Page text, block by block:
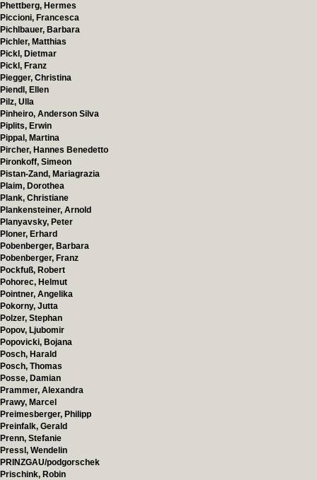
Phettberg, Hermes
Piccioni, Francesca
Pichlbauer, Barbara
Pichler, Matthias
Pickl, Dietmar
Pickl, Franz
Piegger, Christina
Piendl, Ellen
Pilz, Ulla
Pinheiro, Anderson Silva
Piplits, Erwin
Pippal, Martina
Pircher, Hannes Benedetto
Pironkoff, Simeon
Pistan-Zand, Mariagrazia
Plaim, Dorothea
Plank, Christiane
Plankensteiner, Arnold
Planyavsky, Peter
Ploner, Erhard
Pobenberger, Barbara
Pobenberger, Franz
Pockfuß, Robert
Pohorec, Helmut
Pointner, Angelika
Pokorny, Jutta
Polzer, Stephan
Popov, Ljubomir
Popovicki, Bojana
Posch, Harald
Posch, Thomas
Posse, Damian
Prammer, Alexandra
Prawy, Marcel
Preimesberger, Philipp
Preinfalk, Gerald
Prenn, Stefanie
Pressl, Wendelin
PRINZGAU/podgorschek
Prischink, Robin